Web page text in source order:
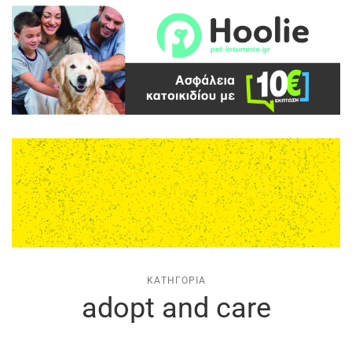
ΚΑΤΗΓΟΡΊΑ
adopt and care